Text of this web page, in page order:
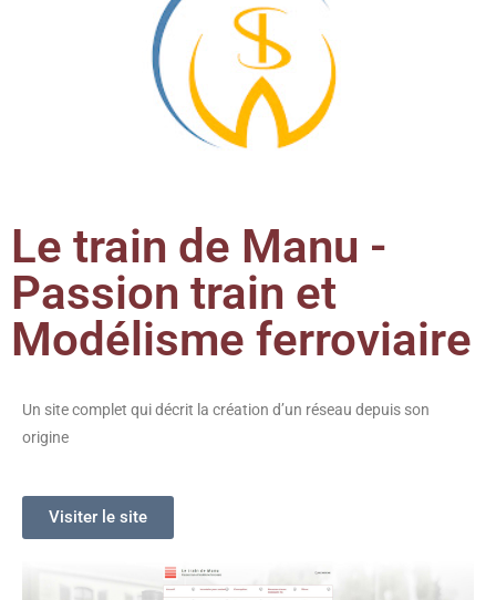
Le train de Manu -
Passion train et
Modélisme ferroviaire
Un site complet qui décrit la création d’un réseau depuis son
origine
Visiter le site